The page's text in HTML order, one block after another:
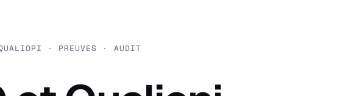
· PREUVES · AUDIT